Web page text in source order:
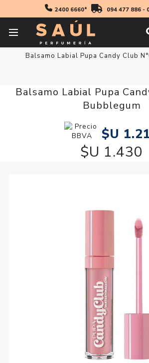
2400 6660* 094 477 886-
Inicio
Balsamo Labial Pupa Candy Club
Balsamo Labial Pupa
Bubblegum
$U
$U 1.430